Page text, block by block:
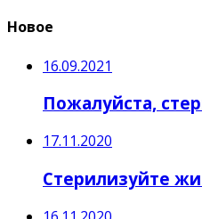
Новое
16.09.2021
Пожалуйста,
17.11.2020
Стерилизуйте